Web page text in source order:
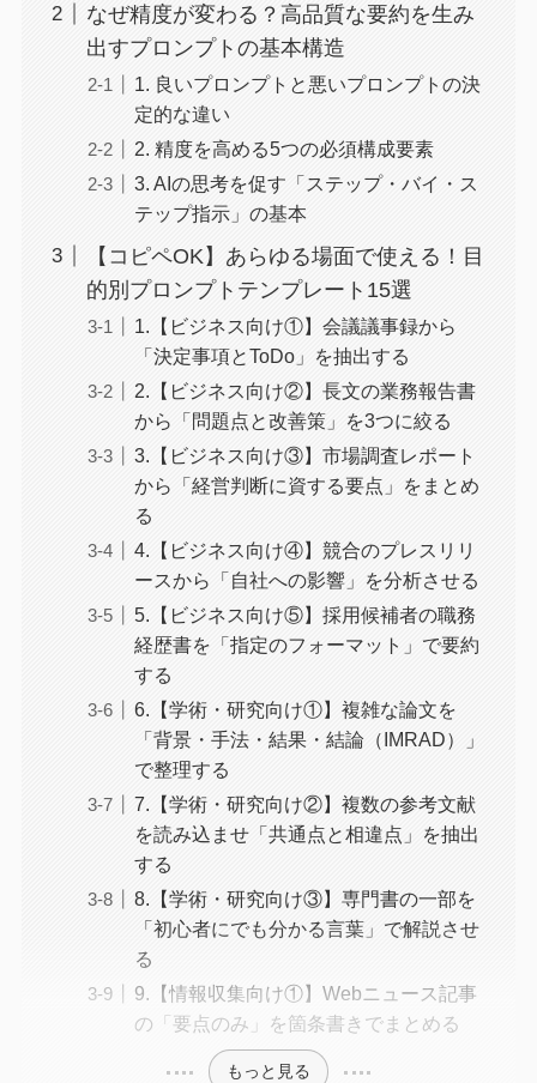
なぜ精度が変わる？高品質な要約を生み
出すプロンプトの基本構造
1. 良いプロンプトと悪いプロンプトの決
定的な違い
2. 精度を高める5つの必須構成要素
3. AIの思考を促す「ステップ・バイ・ス
テップ指示」の基本
【コピペOK】あらゆる場面で使える！目
的別プロンプトテンプレート15選
1.【ビジネス向け①】会議議事録から
「決定事項とToDo」を抽出する
2.【ビジネス向け②】長文の業務報告書
から「問題点と改善策」を3つに絞る
3.【ビジネス向け③】市場調査レポート
から「経営判断に資する要点」をまとめ
る
4.【ビジネス向け④】競合のプレスリリ
ースから「自社への影響」を分析させる
5.【ビジネス向け⑤】採用候補者の職務
経歴書を「指定のフォーマット」で要約
する
6.【学術・研究向け①】複雑な論文を
「背景・手法・結果・結論（IMRAD）」
で整理する
7.【学術・研究向け②】複数の参考文献
を読み込ませ「共通点と相違点」を抽出
する
8.【学術・研究向け③】専門書の一部を
「初心者にでも分かる言葉」で解説させ
る
9.【情報収集向け①】Webニュース記事
の「要点のみ」を箇条書きでまとめる
もっと見る